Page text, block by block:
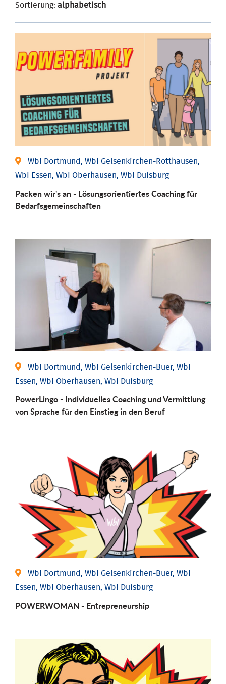
Sortierung: alphabetisch
WbI Dortmund, WbI Gelsenkirchen-Rotthausen,
WbI Essen, WbI Oberhausen, WbI Duisburg
Packen wir's an - Lösungsorientiertes Coaching für
Bedarfsgemeinschaften
WbI Dortmund, WbI Gelsenkirchen-Buer, WbI
Essen, WbI Oberhausen, WbI Duisburg
PowerLingo - Individuelles Coaching und Vermittlung
von Sprache für den Einstieg in den Beruf
WbI Dortmund, WbI Gelsenkirchen-Buer, WbI
Essen, WbI Oberhausen, WbI Duisburg
POWERWOMAN - Entrepreneurship